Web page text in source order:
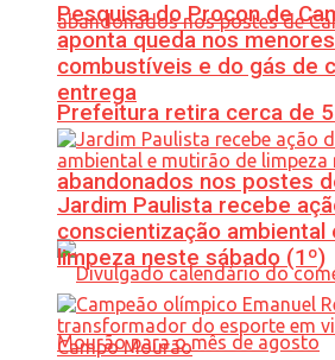
Prefeitura retira cerca de
abandonados nos postes
Pesquisa do Procon de
aponta queda nos
combustíveis e do gás de
entrega
Jardim Paulista recebe
conscientização ambiental
limpeza neste sábado (1º)